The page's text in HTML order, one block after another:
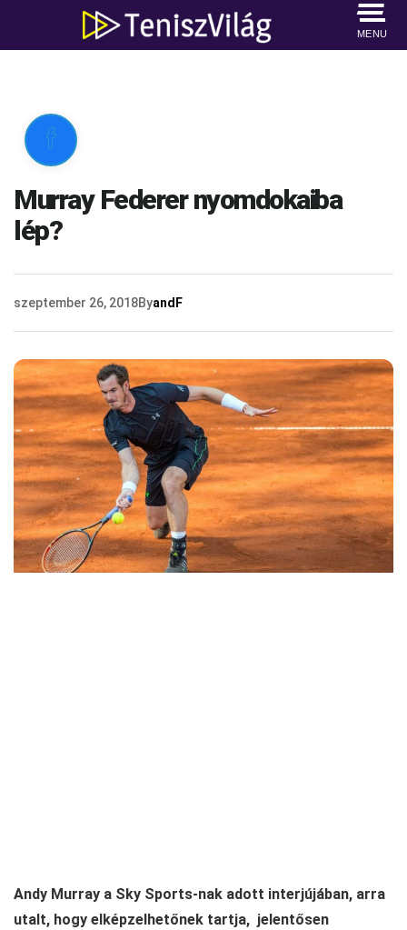
MENU

Murray Federer nyomdokaiba
lép?
szeptember 26, 2018ByandF
Andy Murray a Sky Sports-nak adott interjújában, arra
utalt, hogy elképzelhetőnek tartja, jelentősen